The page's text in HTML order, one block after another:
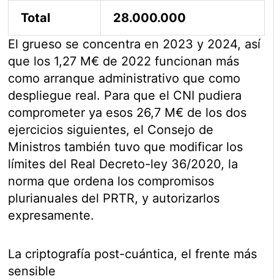
Total
28.000.000
El grueso se concentra en 2023 y 2024, así
que los 1,27 M€ de 2022 funcionan más
como arranque administrativo que como
despliegue real. Para que el CNI pudiera
comprometer ya esos 26,7 M€ de los dos
ejercicios siguientes, el Consejo de
Ministros también tuvo que modificar los
límites del Real Decreto-ley 36/2020, la
norma que ordena los compromisos
plurianuales del PRTR, y autorizarlos
expresamente.
La criptografía post-cuántica, el frente más
sensible